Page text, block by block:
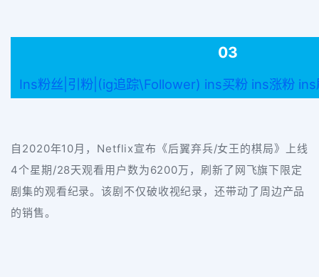
03
Ins粉丝|引粉|(ig追踪\Follower) ins买粉 ins涨粉 ins
自2020年10月，Netflix宣布《后翼弃兵/女王的棋局》上线
4个星期/28天观看用户数为6200万，刷新了网飞旗下限定
剧集的观看纪录。该剧不仅破收视纪录，还带动了周边产品
的销售。